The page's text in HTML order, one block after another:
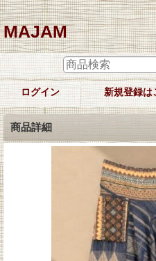
MAJAM
ログイン 新規登録は
商品詳細